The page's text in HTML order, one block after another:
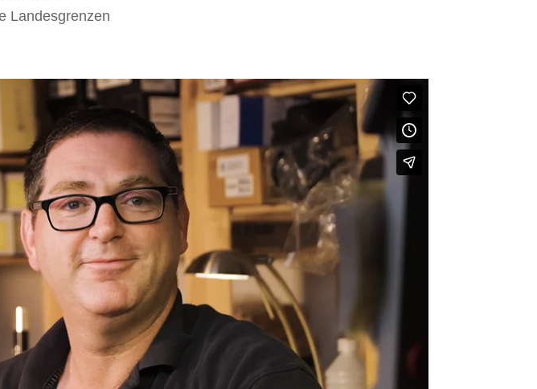
Landesgrenzen